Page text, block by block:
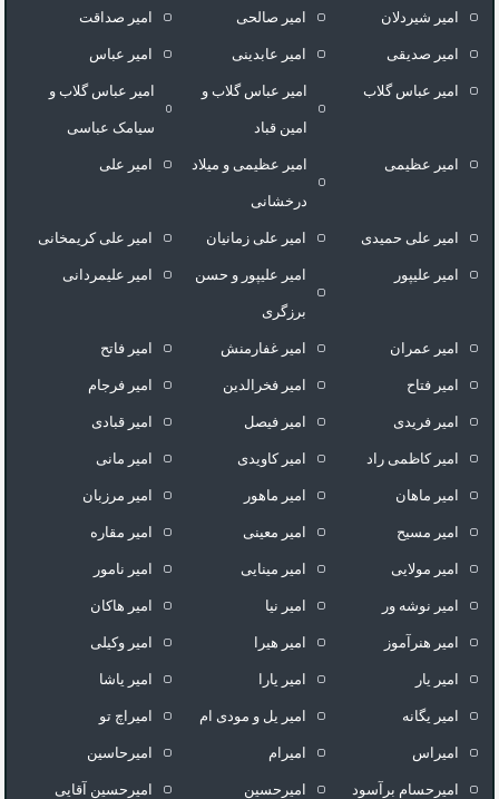
امیر شیردلان امیر صالحی امیر صداقت
امیر صدیقی امیر عابدینی امیر عباس
امیر عباس گلاب امیر عباس گلاب و
امین قباد
امیر عباس گلاب و
سیامک عباسی
امیر عظیمی امیر عظیمی و میلاد
درخشانی
امیر علی
امیر علی حمیدی امیر علی زمانیان امیر علی کریمخانی
امیر علیپور امیر علیپور و حسن
برزگری
امیر علیمردانی
امیر عمران امیر غفارمنش امیر فاتح
امیر فتاح امیر فخرالدین امیر فرجام
امیر فریدی امیر فیصل امیر قبادی
امیر کاظمی راد امیر کاویدی امیر مانی
امیر ماهان امیر ماهور امیر مرزبان
امیر مسیح امیر معینی امیر مقاره
امیر مولایی امیر مینایی امیر نامور
امیر نوشه ور امیر نیا امیر هاکان
امیر هنرآموز امیر هیرا امیر وکیلی
امیر یار امیر یارا امیر یاشا
امیر یگانه امیر یل و مودی ام امیراچ تو
امیراس امیرام امیرحاسین
امیرحسام برآسود امیرحسین امیرحسین آقایی